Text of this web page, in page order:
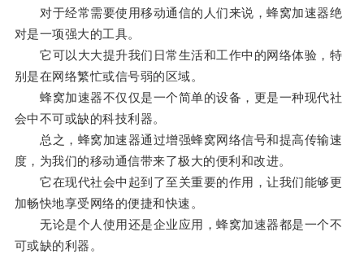
对于经常需要使用移动通信的人们来说，蜂窝加速器绝
对是一项强大的工具。
它可以大大提升我们日常生活和工作中的网络体验，特
别是在网络繁忙或信号弱的区域。
蜂窝加速器不仅仅是一个简单的设备，更是一种现代社
会中不可或缺的科技利器。
总之，蜂窝加速器通过增强蜂窝网络信号和提高传输速
度，为我们的移动通信带来了极大的便利和改进。
它在现代社会中起到了至关重要的作用，让我们能够更
加畅快地享受网络的便捷和快速。
无论是个人使用还是企业应用，蜂窝加速器都是一个不
可或缺的利器。